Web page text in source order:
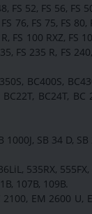
FS 52, FS 56, FS
76, FS 75, FS 80,
FS 100 RXZ, FS
FS 235 R, FS
BC400S,
BC24T, BC
SB 34 D,
535RX,
107B, 109B.
EM 2600 U,